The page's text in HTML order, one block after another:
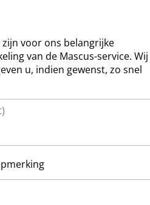
voor ons belangrijke
van de Mascus-service. Wij
u, indien gewenst, zo snel